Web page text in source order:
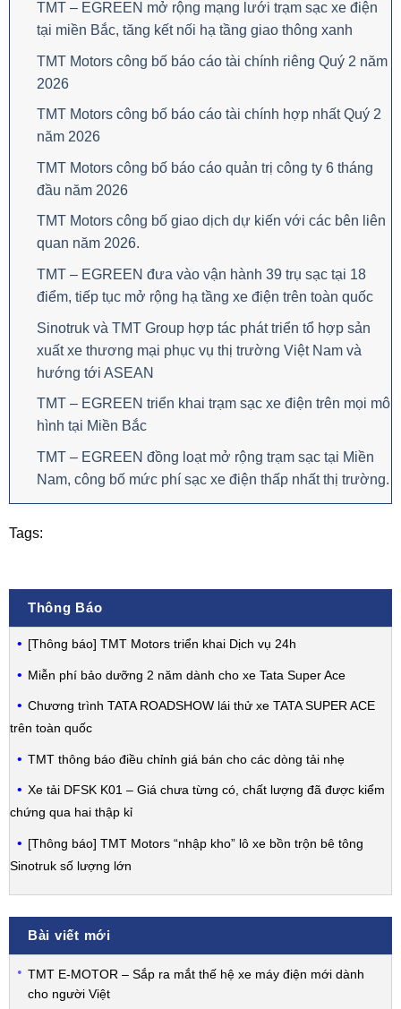
TMT – EGREEN mở rộng mạng lưới trạm sạc xe điện
tại miền Bắc, tăng kết nối hạ tầng giao thông xanh
TMT Motors công bố báo cáo tài chính riêng Quý 2 năm
2026
TMT Motors công bố báo cáo tài chính hợp nhất Quý 2
năm 2026
TMT Motors công bố báo cáo quản trị công ty 6 tháng
đầu năm 2026
TMT Motors công bố giao dịch dự kiến với các bên liên
quan năm 2026.
TMT – EGREEN đưa vào vận hành 39 trụ sạc tại 18
điểm, tiếp tục mở rộng hạ tầng xe điện trên toàn quốc
Sinotruk và TMT Group hợp tác phát triển tổ hợp sản
xuất xe thương mại phục vụ thị trường Việt Nam và
hướng tới ASEAN
TMT – EGREEN triển khai trạm sạc xe điện trên mọi mô
hình tại Miền Bắc
TMT – EGREEN đồng loạt mở rộng trạm sạc tại Miền
Nam, công bố mức phí sạc xe điện thấp nhất thị trường.
Tags:
Thông Báo
[Thông báo] TMT Motors triển khai Dịch vụ 24h
Miễn phí bảo dưỡng 2 năm dành cho xe Tata Super Ace
Chương trình TATA ROADSHOW lái thử xe TATA SUPER ACE
trên toàn quốc
TMT thông báo điều chỉnh giá bán cho các dòng tải nhẹ
Xe tải DFSK K01 – Giá chưa từng có, chất lượng đã được kiểm
chứng qua hai thập kỉ
[Thông báo] TMT Motors “nhập kho” lô xe bồn trộn bê tông
Sinotruk số lượng lớn
Bài viết mới
TMT E-MOTOR – Sắp ra mắt thế hệ xe máy điện mới dành
cho người Việt